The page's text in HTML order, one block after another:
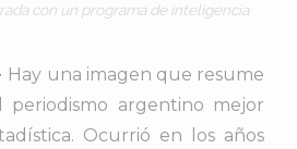
con un programa de inteligencia
Hay una imagen que resume
periodismo argentino mejor
Ocurrió en los años